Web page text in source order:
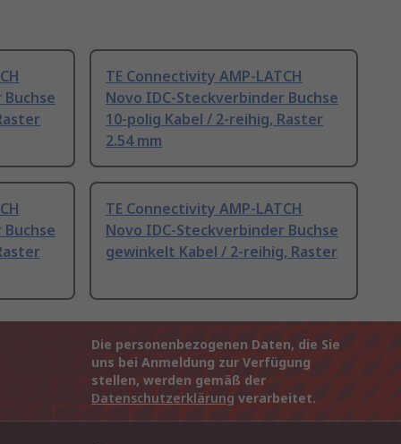
TE Connectivity AMP-LATCH
Novo IDC-Steckverbinder Buchse
10-polig Kabel / 2-reihig, Raster
2.54 mm
TE Connectivity AMP-LATCH
Novo IDC-Steckverbinder Buchse
gewinkelt Kabel / 2-reihig, Raster
Die personenbezogenen Daten, die Sie
uns bei Anmeldung zur Verfügung
stellen, werden gemäß der
Datenschutzerklärung verarbeitet.